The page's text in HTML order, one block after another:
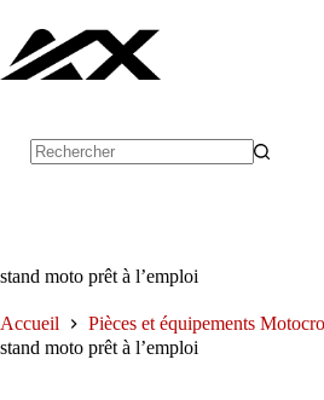
contenu
stand moto prêt à l’emploi
Accueil
Pièces et équipements
stand moto prêt à l’emploi